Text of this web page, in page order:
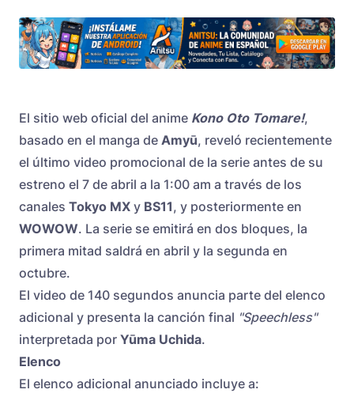
El sitio web oficial del anime Kono Oto Tomare!,
basado en el manga de Amyū, reveló recientemente
el último video promocional de la serie antes de su
estreno el 7 de abril a la 1:00 am a través de los
canales Tokyo MX y BS11, y posteriormente en
WOWOW. La serie se emitirá en dos bloques, la
primera mitad saldrá en abril y la segunda en
octubre.
El video de 140 segundos anuncia parte del elenco
adicional y presenta la canción final "Speechless"
interpretada por Yūma Uchida.
Elenco
El elenco adicional anunciado incluye a: